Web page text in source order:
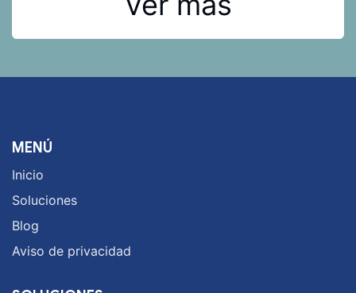
inalterable de cada movimiento. ¡La trazabilidad